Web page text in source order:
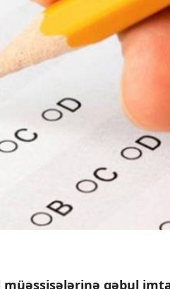
qəbul